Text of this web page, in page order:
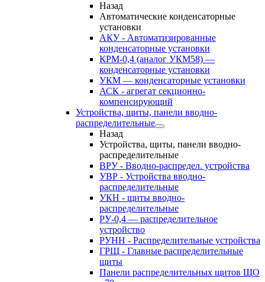
Назад
Автоматические конденсаторные
установки
АКУ - Автоматизированные
конденсаторные установки
КРМ-0,4 (аналог УКМ58) —
конденсаторные установки
УКМ — конденсаторные установки
АСК - агрегат секционно-
компенсирующий
Устройства, щиты, панели вводно-
распределительные
Назад
Устройства, щиты, панели вводно-
распределительные
ВРУ - Вводно-распредел. устройства
УВР - Устройства вводно-
распределительные
УКН - щиты вводно-
распределительные
РУ-0,4 — распределительное
устройство
РУНН - Распределительные устройства
ГРЩ - Главные распределительные
щиты
Панели распределительных щитов ЩО